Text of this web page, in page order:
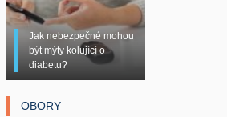
Jak nebezpečné mohou
být mýty kolující o
diabetu?
OBORY